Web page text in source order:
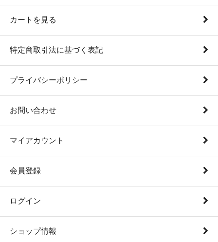
カートを見る
特定商取引法に基づく表記
プライバシーポリシー
お問い合わせ
マイアカウント
会員登録
ログイン
ショップ情報